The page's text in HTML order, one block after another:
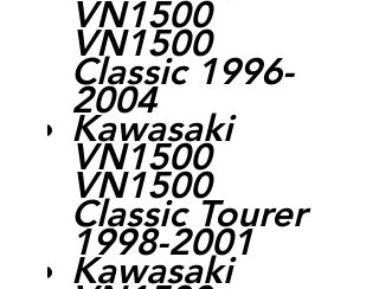
VN1500
VN1500
Classic 1996-
2004
Kawasaki
VN1500
VN1500
Classic Tourer
1998-2001
Kawasaki